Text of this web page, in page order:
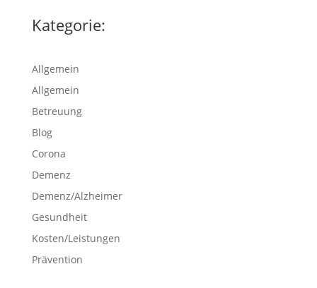
Kategorie:
Allgemein
Allgemein
Betreuung
Blog
Corona
Demenz
Demenz/Alzheimer
Gesundheit
Kosten/Leistungen
Prävention